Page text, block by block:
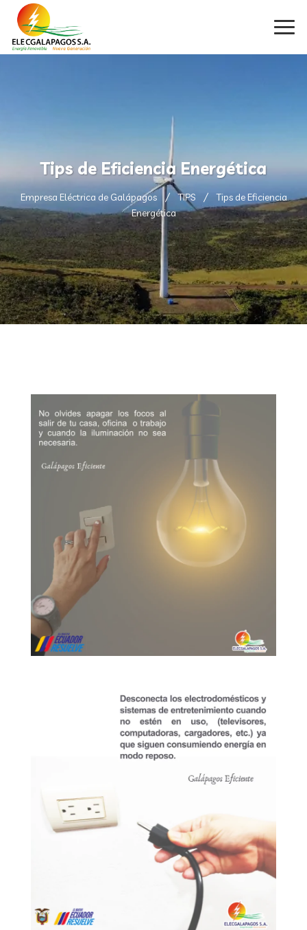
Tips de Eficiencia Energética
Empresa Eléctrica de Galápagos TIPS
Tips de Eficiencia
Energética